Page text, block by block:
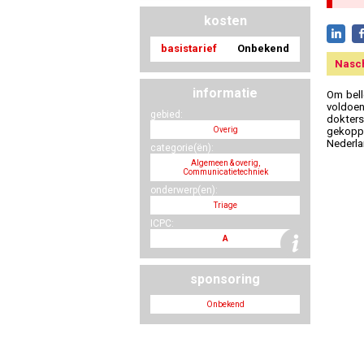
kosten
basistarief Onbekend
informatie
gebied:
Overig
categorie(ën):
Algemeen & overig,
Communicatietechniek
onderwerp(en):
Triage
ICPC:
A
sponsoring
Onbekend
Om